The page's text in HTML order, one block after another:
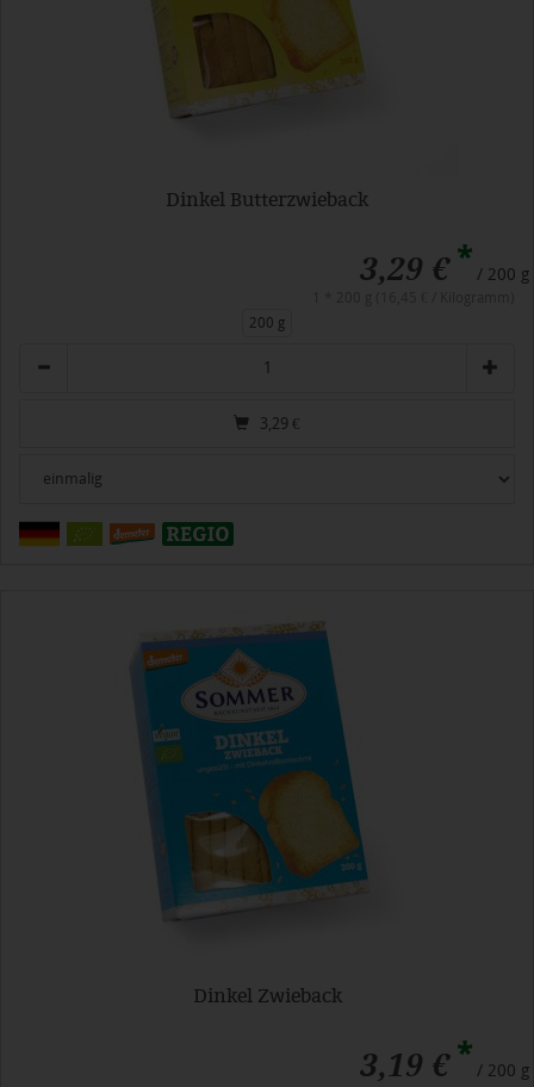
Dinkel Butterzwieback
3,29 €* / 200 g
200 g
3,29 €
Dinkel Zwieback
3,19 €* / 200 g